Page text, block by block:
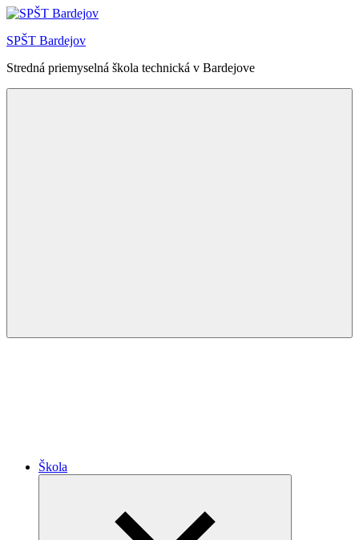
Skip
content
SPŠT Bardejov
Stredná priemyselná škola technická v Bardejove
Škola